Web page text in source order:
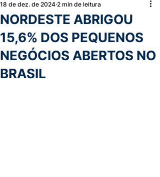
NORDESTE ABRIGOU
15,6% DOS PEQUENOS
NEGÓCIOS ABERTOS NO
BRASIL
18 de dez. de 2024 2 min de leitura